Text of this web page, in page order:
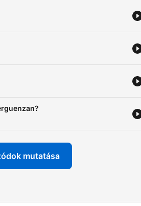
mutatása